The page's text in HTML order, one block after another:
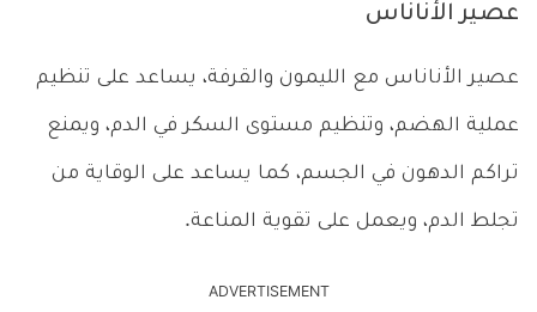
عصير الأناناس
عصير الأناناس مع الليمون والقرفة، يساعد على تنظيم
عملية الهضم، وتنظيم مستوى السكر في الدم، ويمنع
تراكم الدهون في الجسم، كما يساعد على الوقاية من
تجلط الدم، ويعمل على تقوية المناعة.
ADVERTISEMENT